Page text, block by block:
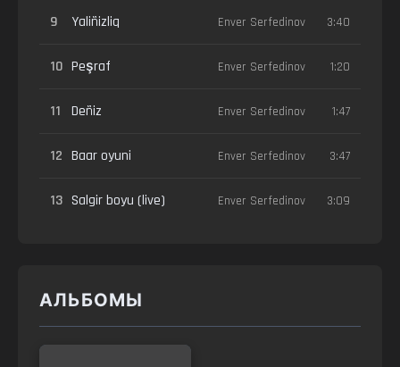
9 Yaliñizliq Enver Serfedinov 3:40
10 Peşraf Enver Serfedinov 1:20
11 Deñiz Enver Serfedinov 1:47
12 Baar oyuni Enver Serfedinov 3:47
13 Salgir boyu (live) Enver Serfedinov 3:09
АЛЬБОМЫ